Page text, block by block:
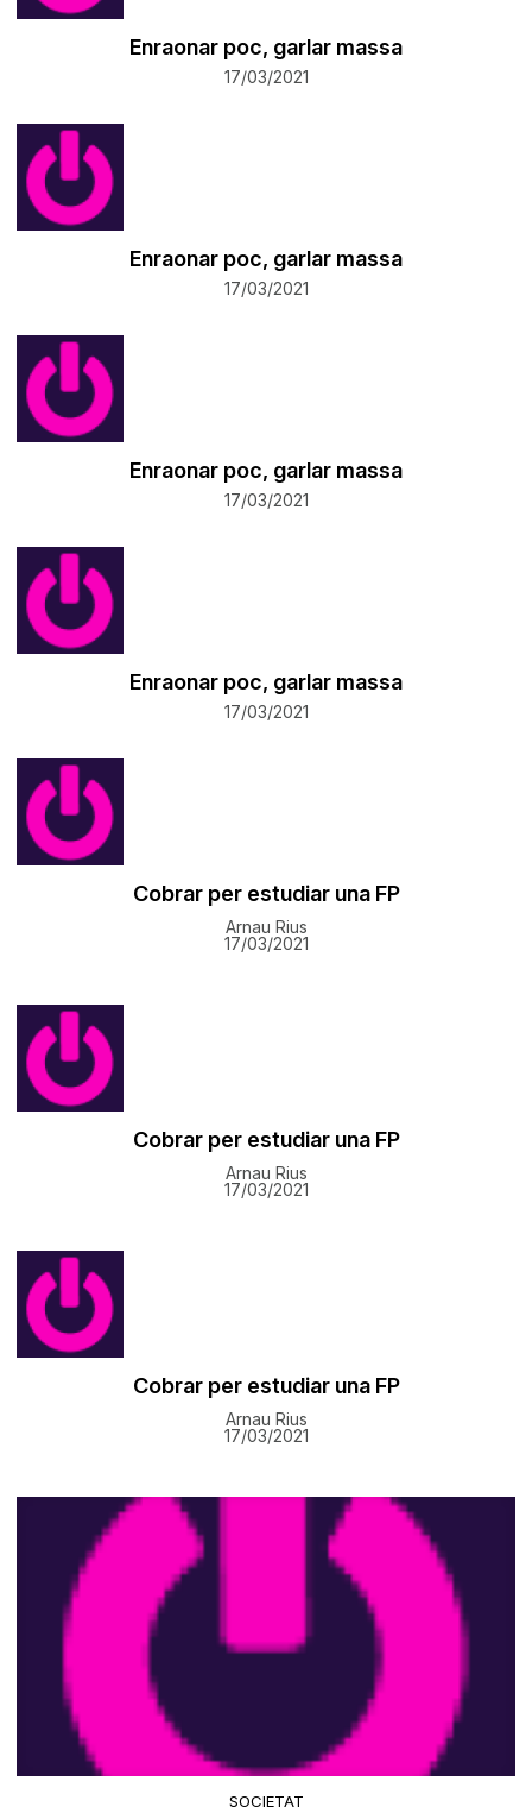
Enraonar poc, garlar massa
17/03/2021
Enraonar poc, garlar massa
17/03/2021
Enraonar poc, garlar massa
17/03/2021
Enraonar poc, garlar massa
17/03/2021
Cobrar per estudiar una FP
Arnau Rius
17/03/2021
Cobrar per estudiar una FP
Arnau Rius
17/03/2021
Cobrar per estudiar una FP
Arnau Rius
17/03/2021
SOCIETAT